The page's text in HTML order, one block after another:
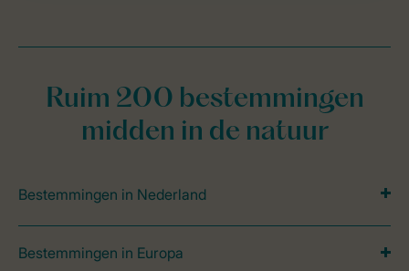
Ruim 200 bestemmingen
midden in de natuur
Bestemmingen in Nederland
Bestemmingen in Europa